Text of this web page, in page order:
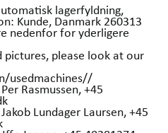
lagerfyldning,
Kunde, Danmark 260313
nedenfor for yderligere
please look at our
usedmachines//
Rasmussen, +45
Lundager Laursen, +45